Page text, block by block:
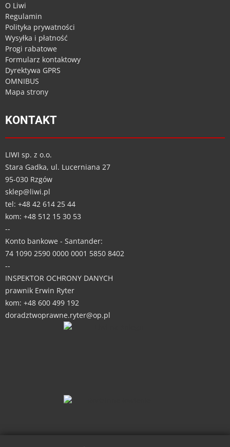
O Liwi
Regulamin
Polityka prywatności
Wysyłka i płatność
Progi rabatowe
Formularz kontaktowy
Dyrektywa GPRS
OMNIBUS
Mapa strony
KONTAKT
LIWI sp. z o.o.
Stara Gadka, ul. Lucerniana 27
95-030 Rzgów
sklep@liwi.pl
tel: +48 42 614 25 44
kom: +48 512 15 30 53
--
Konto bankowe - Santander:
74 1090 2590 0000 0001 5850 8402
--
INSPEKTOR OCHRONY DANYCH
prawnik Erwin Ryter
kom: +48 600 499 192
doradztwoprawne.ryter@op.pl